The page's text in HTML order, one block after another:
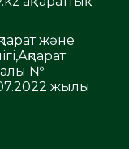
және
№
жылы